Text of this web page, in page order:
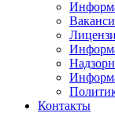
Контакты